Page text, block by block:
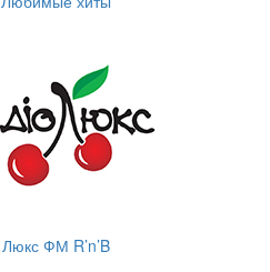
Люкс ФМ R’n’B